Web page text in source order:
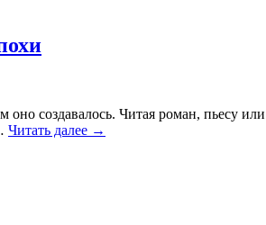
создавалось. Читая роман, пьесу
Читать далее →